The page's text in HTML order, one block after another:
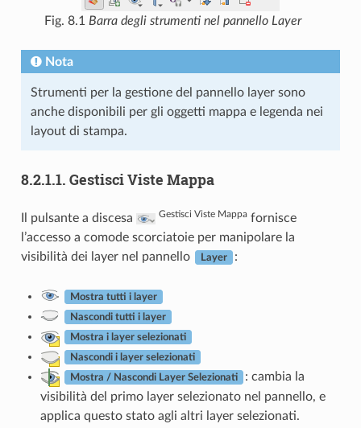
Fig. 8.1 Barra degli strumenti nel pannello Layer
Nota
Strumenti per la gestione del pannello layer sono
anche disponibili per gli oggetti mappa e legenda nei
layout di stampa.
8.2.1.1. Gestisci Viste Mappa
Il pulsante a discesa Gestisci Viste Mappafornisce
l’accesso a comode scorciatoie per manipolare la
visibilità dei layer nel pannello
Layer :
Mostra tutti i layer
Nascondi tutti i layer
Mostra i layer selezionati
Nascondi i layer selezionati
Mostra / Nascondi Layer Selezionati
: cambia la
visibilità del primo layer selezionato nel pannello, e
applica questo stato agli altri layer selezionati.